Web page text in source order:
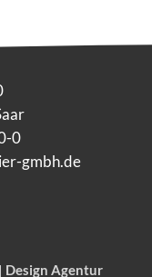
0
gmbh.de
Design Agentur